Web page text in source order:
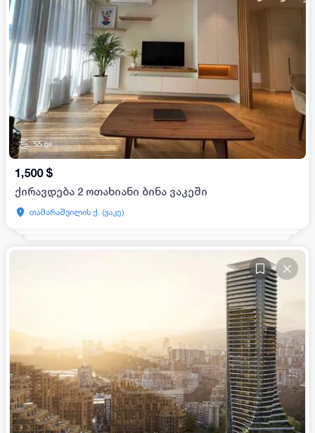
1,500 $
ქირავდება 2 ოთახიანი ბინა ვაკეში
თამარაშვილის ქ. (ვაკე)